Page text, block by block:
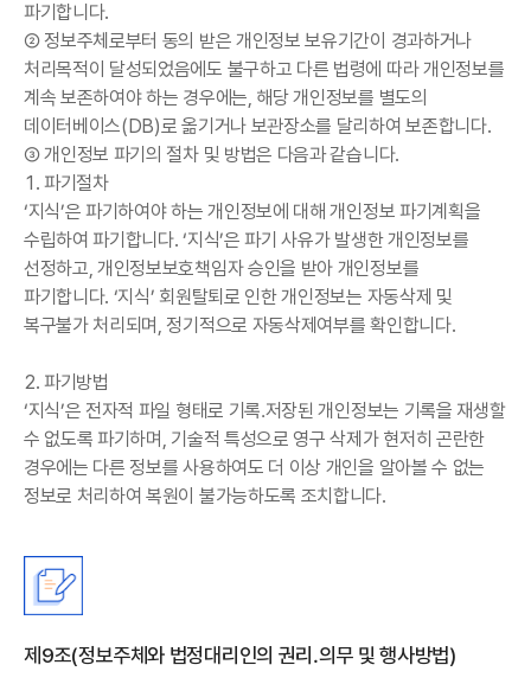
파기합니다.
② 정보주체로부터 동의 받은 개인정보 보유기간이 경과하거나
처리목적이 달성되었음에도 불구하고 다른 법령에 따라 개인정보를
계속 보존하여야 하는 경우에는, 해당 개인정보를 별도의
데이터베이스(DB)로 옮기거나 보관장소를 달리하여 보존합니다.
③ 개인정보 파기의 절차 및 방법은 다음과 같습니다.
1. 파기절차
‘지식’은 파기하여야 하는 개인정보에 대해 개인정보 파기계획을
수립하여 파기합니다. ‘지식’은 파기 사유가 발생한 개인정보를
선정하고, 개인정보보호책임자 승인을 받아 개인정보를
파기합니다. ‘지식’ 회원탈퇴로 인한 개인정보는 자동삭제 및
복구불가 처리되며, 정기적으로 자동삭제여부를 확인합니다.
2. 파기방법
‘지식’은 전자적 파일 형태로 기록․저장된 개인정보는 기록을 재생할
수 없도록 파기하며, 기술적 특성으로 영구 삭제가 현저히 곤란한
경우에는 다른 정보를 사용하여도 더 이상 개인을 알아볼 수 없는
정보로 처리하여 복원이 불가능하도록 조치합니다.
제9조(정보주체와 법정대리인의 권리․의무 및 행사방법)